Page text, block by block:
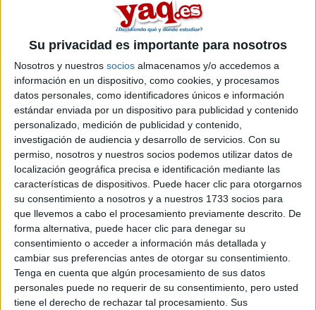
Su privacidad es importante para nosotros
Nosotros y nuestros socios almacenamos y/o accedemos a
información en un dispositivo, como cookies, y procesamos
datos personales, como identificadores únicos e información
estándar enviada por un dispositivo para publicidad y contenido
personalizado, medición de publicidad y contenido,
investigación de audiencia y desarrollo de servicios. Con su
permiso, nosotros y nuestros socios podemos utilizar datos de
localización geográfica precisa e identificación mediante las
características de dispositivos. Puede hacer clic para otorgarnos
su consentimiento a nosotros y a nuestros 1733 socios para
que llevemos a cabo el procesamiento previamente descrito. De
forma alternativa, puede hacer clic para denegar su
consentimiento o acceder a información más detallada y
cambiar sus preferencias antes de otorgar su consentimiento.
Tenga en cuenta que algún procesamiento de sus datos
personales puede no requerir de su consentimiento, pero usted
tiene el derecho de rechazar tal procesamiento. Sus
enfermería ( Málaga) La nota de corte según este portal es
de 10 y pico , yo tengo la nota del curso de acceso a la
universidad para mayores de 25 años, pero por humanidades
,no por ciencias de la salud y es de solo 6.45. Supongo que
no voy a conseguir plaza. ¿como puedo mejorar esta nota?
puedo prepararme al examen de esta universidad para los
que no han hecho la selectividad , ni pueden acceder a la
universidad? Muchas gracias.
Inicio
Etiquetas: La universidad - un mundo